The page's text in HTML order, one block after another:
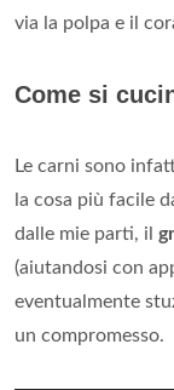
via la polpa e il
Come si
Le carni sono
la cosa più facile
dalle mie parti, il
(aiutandosi con
eventualmente
un compromesso.